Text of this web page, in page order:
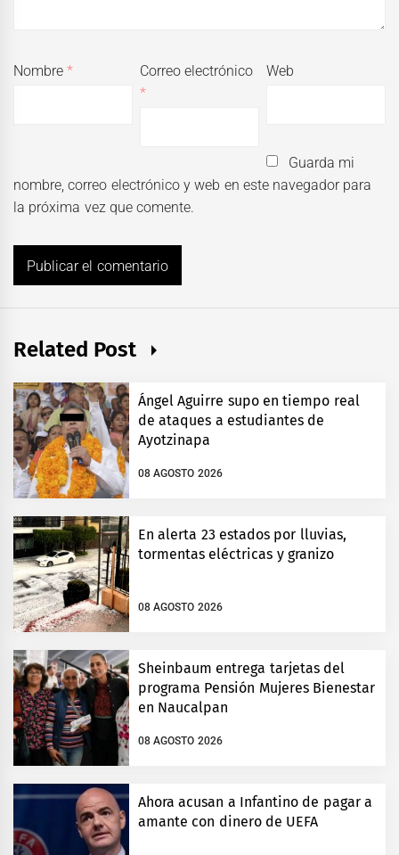
Nombre*
Correo electrónico
*
Web
Guarda mi
nombre, correo electrónico y web en este navegador para
la próxima vez que comente.
Related Post
Ángel Aguirre supo en tiempo real
de ataques a estudiantes de
Ayotzinapa
08 AGOSTO 2026
En alerta 23 estados por lluvias,
tormentas eléctricas y granizo
08 AGOSTO 2026
Sheinbaum entrega tarjetas del
programa Pensión Mujeres Bienestar
en Naucalpan
08 AGOSTO 2026
Ahora acusan a Infantino de pagar a
amante con dinero de UEFA